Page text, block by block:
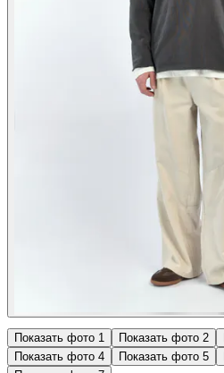
Показать фото 1 Показать фото 2
Показать фото 4 Показать фото 5